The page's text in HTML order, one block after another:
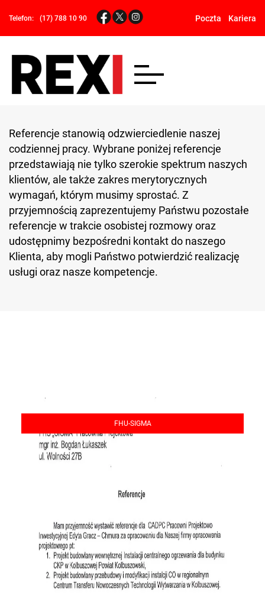
Telefon: (17) 788 10 90 Poczta Kariera
Referencje stanowią odzwierciedlenie naszej
codziennej pracy. Wybrane poniżej referencje
przedstawiają nie tylko szerokie spektrum naszych
klientów, ale także zakres merytorycznych
wymagań, którym musimy sprostać. Z
przyjemnością zaprezentujemy Państwu pozostałe
referencje w trakcie osobistej rozmowy oraz
udostępnimy bezpośredni kontakt do naszego
Klienta, aby mogli Państwo potwierdzić realizację
usługi oraz nasze kompetencje.
FHU-SIGMA